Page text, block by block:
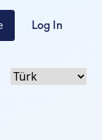
Log In